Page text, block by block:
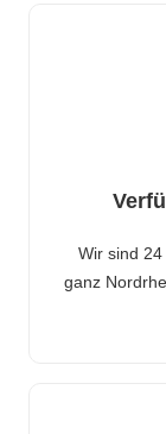
Wir sind
ganz